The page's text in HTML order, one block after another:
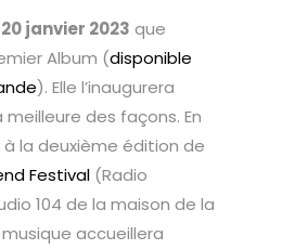
20 janvier 2023 que
Album (disponible
). Elle l’inaugurera
meilleure des façons. En
la deuxième édition de
Festival (Radio
104 de la maison de la
accueillera